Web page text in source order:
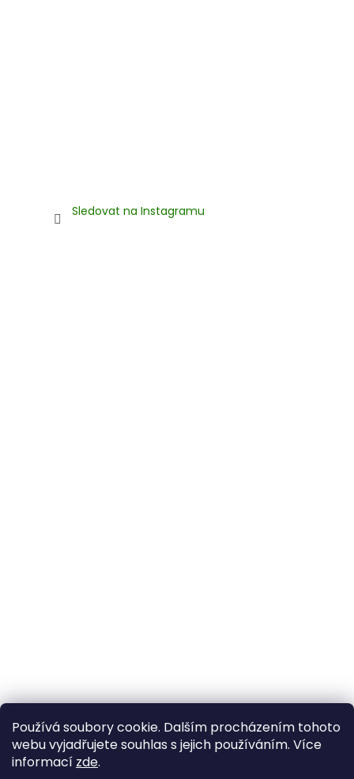
Používá soubory cookie. Dalším procházením tohoto
webu vyjadřujete souhlas s jejich používáním. Více
informací zde.
Sledovat na Instagramu